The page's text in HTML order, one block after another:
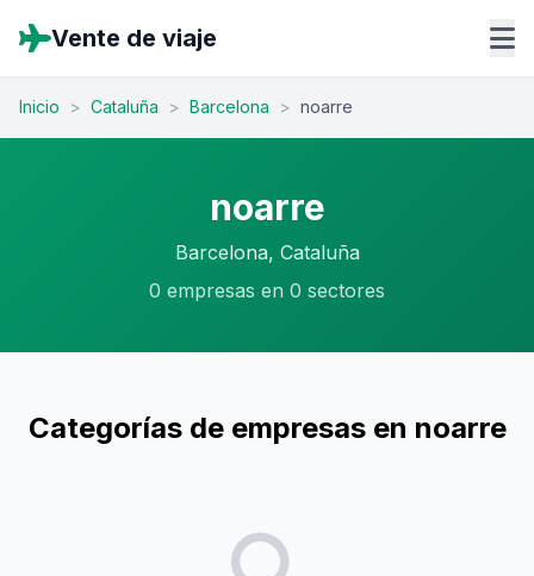
Vente de viaje
Inicio > Cataluña > Barcelona > noarre
noarre
Barcelona, Cataluña
0 empresas en 0 sectores
Categorías de empresas en noarre